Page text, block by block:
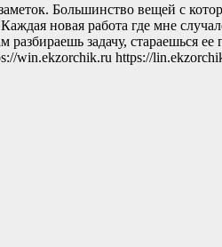
Большинство вещей с
новая работа где мне
задачу, стараешься
win.ekzorchik.ru https://